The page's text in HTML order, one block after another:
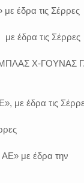
έδρα τις Σέρρες
έδρα τις Σέρρες
Χ-ΓΟΥΝΑΣ
με έδρα τις
με έδρα την